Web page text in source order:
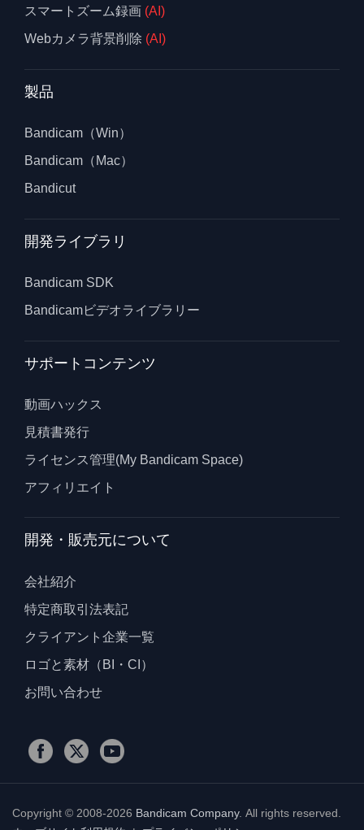
スマートズーム録画 (AI)
Webカメラ背景削除 (AI)
製品
Bandicam（Win）
Bandicam（Mac）
Bandicut
開発ライブラリ
Bandicam SDK
Bandicamビデオライブラリー
サポートコンテンツ
動画ハックス
見積書発行
ライセンス管理(My Bandicam Space)
アフィリエイト
開発・販売元について
会社紹介
特定商取引法表記
クライアント企業一覧
ロゴと素材（BI・CI）
お問い合わせ
Copyright © 2008-2026 Bandicam Company. All rights reserved.